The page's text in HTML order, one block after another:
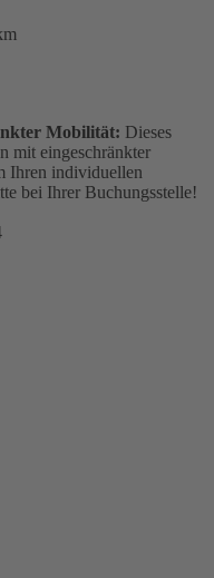
Mobilität: Dieses
mit eingeschränkter
Ihren individuellen
bei Ihrer Buchungsstelle!